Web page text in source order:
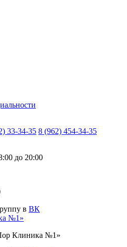
33-34-35 8 (962) 454-34-35
до 20:00
в ВК
Клиника №1»